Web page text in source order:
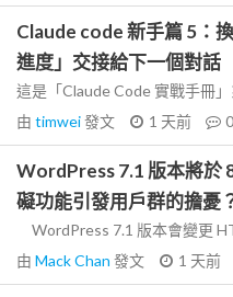
Claude code 新手篇 5：
進度」交接給下一個對話
這是「Claude Code 實戰手冊
由 timwei發文 1 天前 0
WordPress 7.1 版本將於
礙功能引發用戶群的擔憂
WordPress 7.1 版本會變更
由 Mack Chan 發文 1 天前